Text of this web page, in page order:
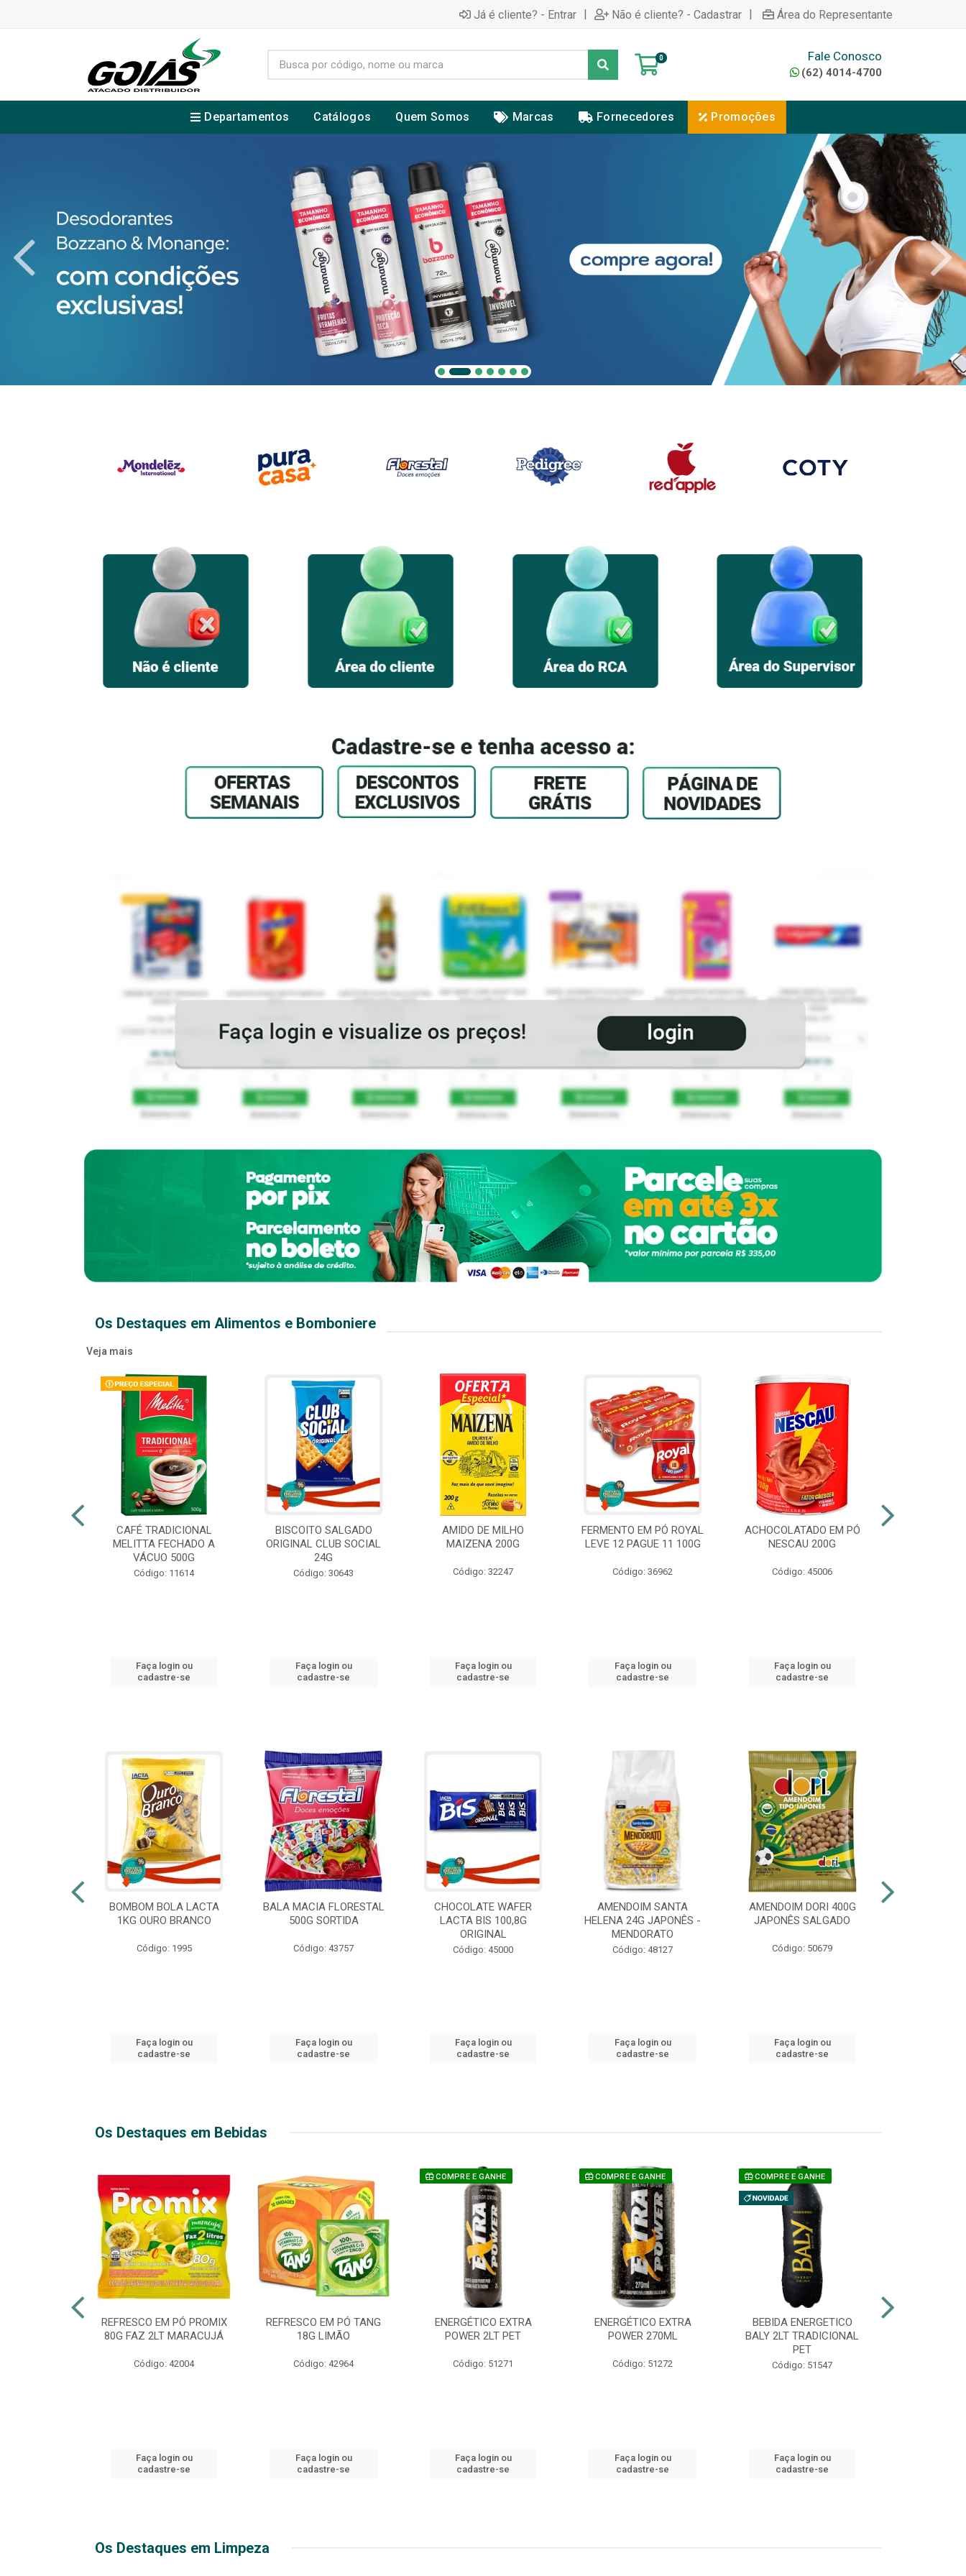
Já é cliente? - Entrar | Não é cliente? - Cadastrar | Área do Representante
0 Fale Conosco
(62) 4014-4700
Departamentos Catálogos Quem Somos Marcas Fornecedores Promoções
Os Destaques em Alimentos e Bomboniere
Veja mais
CAFÉ TRADICIONAL
MELITTA FECHADO A
VÁCUO 500G
Código: 11614
Faça login ou
cadastre-se
BISCOITO SALGADO
ORIGINAL CLUB SOCIAL
24G
Código: 30643
Faça login ou
cadastre-se
AMIDO DE MILHO
MAIZENA 200G
Código: 32247
Faça login ou
cadastre-se
FERMENTO EM PÓ ROYAL
LEVE 12 PAGUE 11 100G
Código: 36962
Faça login ou
cadastre-se
ACHOCOLATADO EM PÓ
NESCAU 200G
Código: 45006
Faça login ou
cadastre-se
BOMBOM BOLA LACTA
1KG OURO BRANCO
Código: 1995
Faça login ou
cadastre-se
BALA MACIA FLORESTAL
500G SORTIDA
Código: 43757
Faça login ou
cadastre-se
CHOCOLATE WAFER
LACTA BIS 100,8G
ORIGINAL
Código: 45000
Faça login ou
cadastre-se
AMENDOIM SANTA
HELENA 24G JAPONÊS -
MENDORATO
Código: 48127
Faça login ou
cadastre-se
AMENDOIM DORI 400G
JAPONÊS SALGADO
Código: 50679
Faça login ou
cadastre-se
Os Destaques em Bebidas
REFRESCO EM PÓ PROMIX
80G FAZ 2LT MARACUJÁ
Código: 42004
Faça login ou
cadastre-se
REFRESCO EM PÓ TANG
18G LIMÃO
Código: 42964
Faça login ou
cadastre-se
COMPRE E GANHE
ENERGÉTICO EXTRA
POWER 2LT PET
Código: 51271
Faça login ou
cadastre-se
COMPRE E GANHE
ENERGÉTICO EXTRA
POWER 270ML
Código: 51272
Faça login ou
cadastre-se
COMPRE E GANHE
BEBIDA ENERGETICO
BALY 2LT TRADICIONAL
PET
Código: 51547
Faça login ou
cadastre-se
Os Destaques em Limpeza